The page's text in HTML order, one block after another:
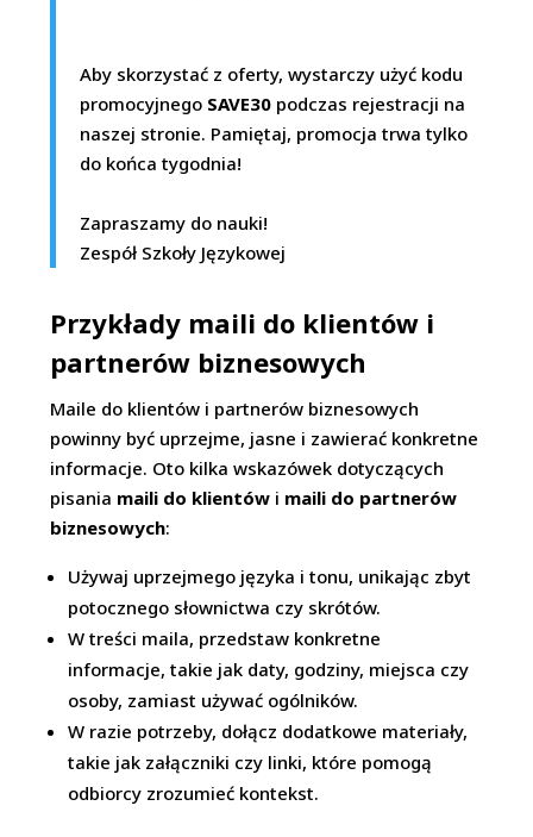
Aby skorzystać z oferty, wystarczy użyć kodu
promocyjnego SAVE30 podczas rejestracji na
naszej stronie. Pamiętaj, promocja trwa tylko
do końca tygodnia!
Zapraszamy do nauki!
Zespół Szkoły Językowej
Przykłady maili do klientów i
partnerów biznesowych
Maile do klientów i partnerów biznesowych
powinny być uprzejme, jasne i zawierać konkretne
informacje. Oto kilka wskazówek dotyczących
pisania maili do klientów i maili do partnerów
biznesowych:
Używaj uprzejmego języka i tonu, unikając zbyt
potocznego słownictwa czy skrótów.
W treści maila, przedstaw konkretne
informacje, takie jak daty, godziny, miejsca czy
osoby, zamiast używać ogólników.
W razie potrzeby, dołącz dodatkowe materiały,
takie jak załączniki czy linki, które pomogą
odbiorcy zrozumieć kontekst.